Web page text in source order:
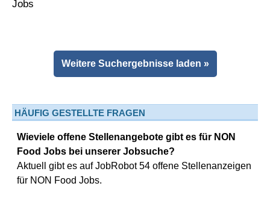
Weitere Suchergebnisse laden »
HÄUFIG GESTELLTE FRAGEN
Wieviele offene Stellenangebote gibt es für NON
Food Jobs bei unserer Jobsuche?
Aktuell gibt es auf JobRobot 54 offene Stellenanzeigen
für NON Food Jobs.